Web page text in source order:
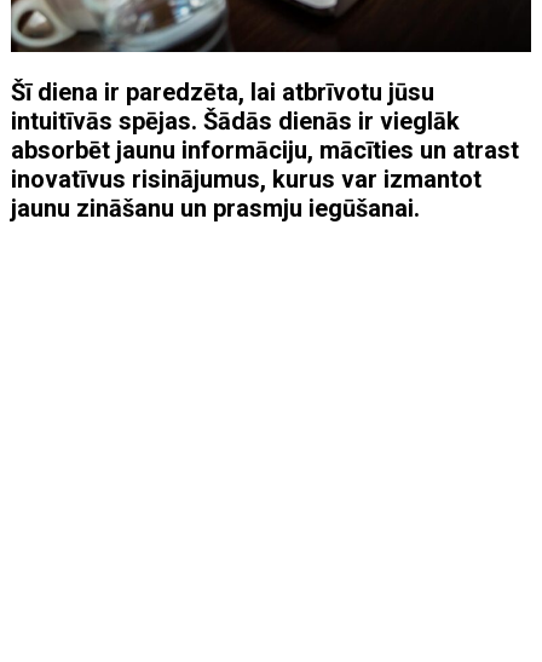
Šī diena ir paredzēta, lai atbrīvotu jūsu
intuitīvās spējas. Šādās dienās ir vieglāk
absorbēt jaunu informāciju, mācīties un atrast
inovatīvus risinājumus, kurus var izmantot
jaunu zināšanu un prasmju iegūšanai.